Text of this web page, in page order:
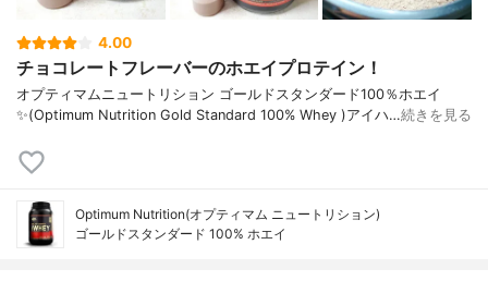
4.00
チョコレートフレーバーのホエイプロテイン！
オプティマムニュートリション ゴールドスタンダード100％ホエイ
✨(Optimum Nutrition Gold Standard 100% Whey )アイハ…続きを見る
Optimum Nutrition(オプティマム ニュートリション)
ゴールドスタンダード 100% ホエイ